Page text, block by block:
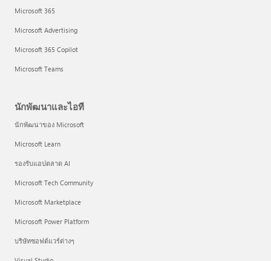
Microsoft 365
Microsoft Advertising
Microsoft 365 Copilot
Microsoft Teams
นักพัฒนาและไอที
นักพัฒนาของ Microsoft
Microsoft Learn
รองรับแอปตลาด AI
Microsoft Tech Community
Microsoft Marketplace
Microsoft Power Platform
บริษัทซอฟต์แวร์ต่างๆ